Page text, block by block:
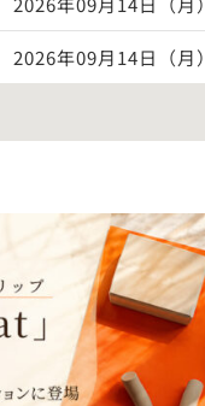
2026年09月14日（月）